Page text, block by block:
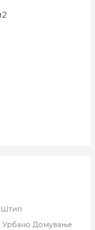
Штип
Урбано Домување